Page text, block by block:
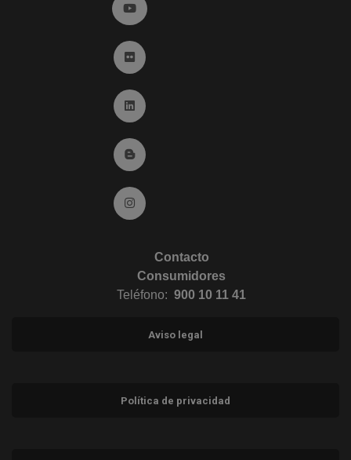
Ir a YouTube (abre en ventana nueva)
Ir a Flickr (abre en ventana nueva)
Ir a Linkedin (abre en ventana nueva)
Ir al Blog (abre en ventana nueva)
Ir a Instagram (abre en ventana nueva)
Contacto
Consumidores
Teléfono: 900 10 11 41
Aviso legal
Política de privacidad